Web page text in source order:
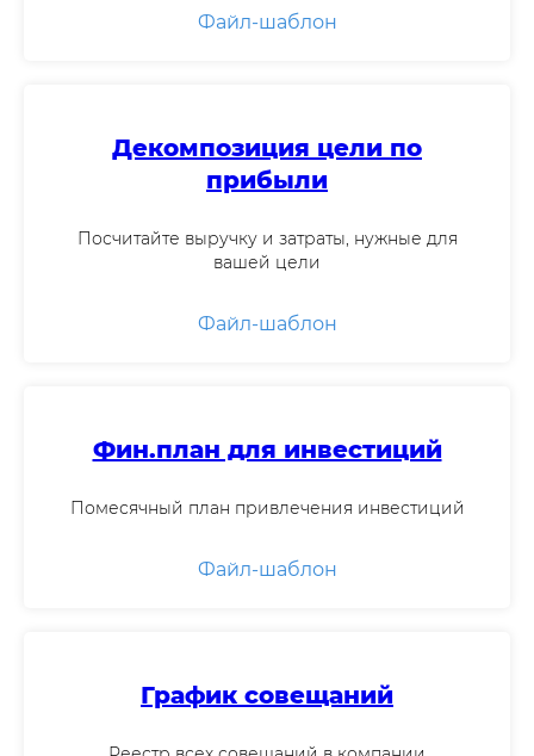
Файл-шаблон
Декомпозиция цели по
прибыли
Посчитайте выручку и затраты, нужные для
вашей цели
Файл-шаблон
Фин.план для инвестиций
Помесячный план привлечения инвестиций
Файл-шаблон
График совещаний
экспертом (89 секунд)
1) Маркетинг
2) Продажи
1) Платные программы
АУДИТ БИЗНЕСА
+ план достижения цели
ПРЕЗЕНТАЦИЯ
За 15 мин. все варианты
Записаться